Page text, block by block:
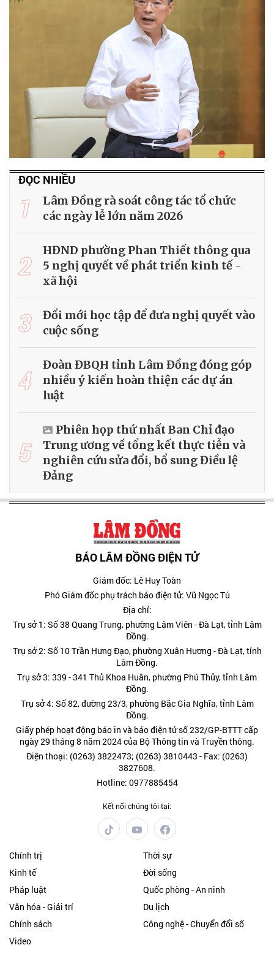
ĐỌC NHIỀU
1
Lâm Đồng rà soát công tác tổ chức
các ngày lễ lớn năm 2026
2
HĐND phường Phan Thiết thông qua
5 nghị quyết về phát triển kinh tế -
xã hội
3
Đổi mới học tập để đưa nghị quyết vào
cuộc sống
4
Đoàn ĐBQH tỉnh Lâm Đồng đóng góp
nhiều ý kiến hoàn thiện các dự án
luật
5
Phiên họp thứ nhất Ban Chỉ đạo
Trung ương về tổng kết thực tiễn và
nghiên cứu sửa đổi, bổ sung Điều lệ
Đảng
BÁO LÂM ĐỒNG ĐIỆN TỬ
Giám đốc: Lê Huy Toàn
Phó Giám đốc phụ trách báo điện tử: Vũ Ngọc Tú
Địa chỉ:
Trụ sở 1: Số 38 Quang Trung, phường Lâm Viên - Đà Lạt, tỉnh Lâm
Đồng.
Trụ sở 2: Số 10 Trần Hưng Đạo, phường Xuân Hương - Đà Lạt, tỉnh
Lâm Đồng.
Trụ sở 3: 339 - 341 Thủ Khoa Huân, phường Phú Thủy, tỉnh Lâm
Đồng.
Trụ sở 4: Số 82, đường 23/3, phường Bắc Gia Nghĩa, tỉnh Lâm
Đồng.
Giấy phép hoạt động báo in và báo điện tử số 232/GP-BTTT cấp
ngày 29 tháng 8 năm 2024 của Bộ Thông tin và Truyền thông.
Điện thoại: (0263) 3822473; (0263) 3810443 - Fax: (0263)
3827608.
Hotline: 0977885454
Kết nối chúng tôi tại:
Chính trị
Thời sự
Kinh tế
Đời sống
Pháp luật
Quốc phòng - An ninh
Văn hóa - Giải trí
Du lịch
Chính sách
Công nghệ - Chuyển đổi số
Video